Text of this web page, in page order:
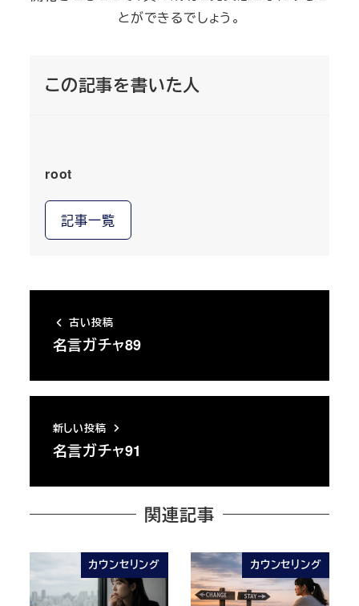
とができるでしょう。
この記事を書いた人
root
記事一覧
古い投稿
名言ガチャ89
新しい投稿
名言ガチャ91
関連記事
カウンセリング カウンセリング